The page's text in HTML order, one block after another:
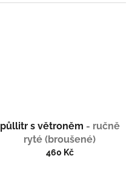
půllitr s větroněm - ručně
ryté (broušené)
460 Kč